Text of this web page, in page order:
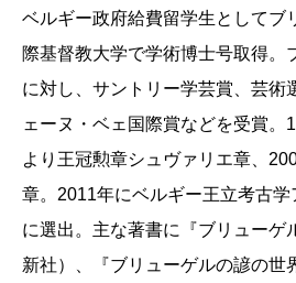
ベルギー政府給費留学生としてブ
際基督教大学で学術博士号取得。
に対し、サントリー学芸賞、芸術
ェーヌ・ベェ国際賞などを受賞。
より王冠勲章シュヴァリエ章、
章。2011年にベルギー王立考古
に選出。主な著書に『ブリューゲ
新社）、『ブリューゲルの諺の世